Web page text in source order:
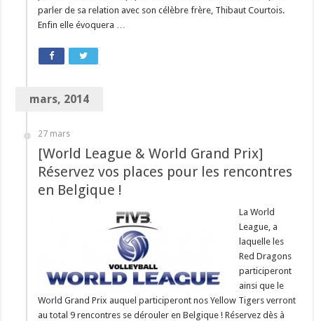
parler de sa relation avec son célèbre frère, Thibaut Courtois.
Enfin elle évoquera …
mars, 2014
27 mars
[World League & World Grand Prix]
Réservez vos places pour les rencontres
en Belgique !
La World
League, a
laquelle les
Red Dragons
participeront
ainsi que le
World Grand Prix auquel participeront nos Yellow Tigers verront
au total 9 rencontres se dérouler en Belgique ! Réservez dès à